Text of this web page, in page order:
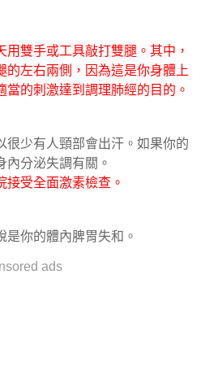
用雙手或工具敲打雙腿。其中，
的左右兩側，因為這是你身體上
的刺激達到調理肺經的目的。
少有人頸部會出汗。如果你的
內分泌失調有關。
接受全面激素檢查。
你的體內脾胃失和。
ads